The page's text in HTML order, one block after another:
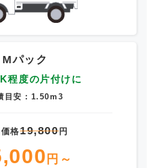
Mパック
程度の片付けに
目安：1.50m3
格19,800円
円～